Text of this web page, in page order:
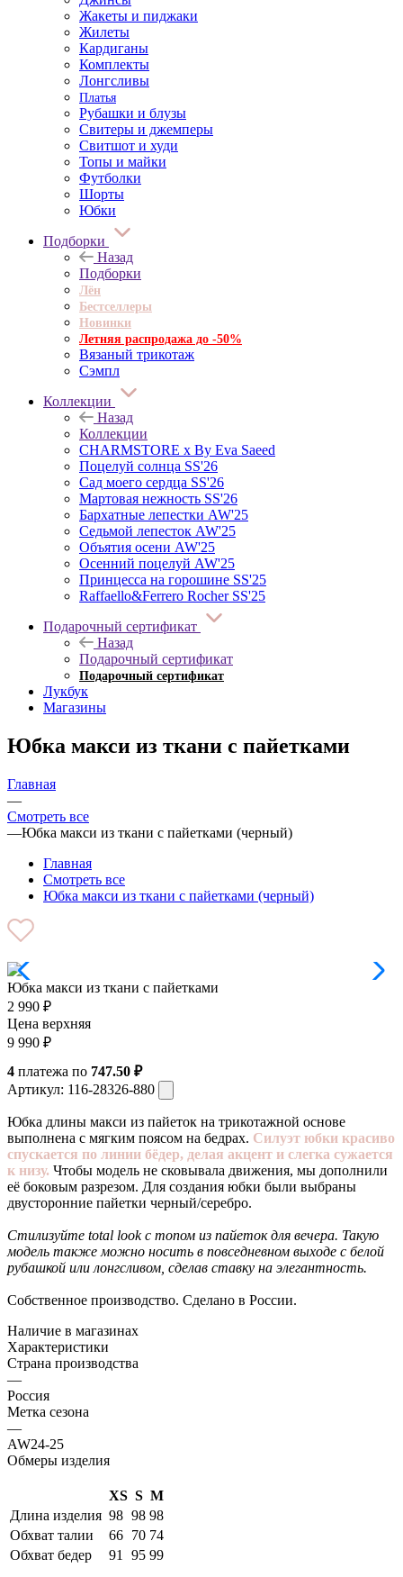
Жакеты и пиджаки
Жилеты
Кардиганы
Комплекты
Лонгсливы
Платья
Рубашки и блузы
Свитеры и джемперы
Свитшот и худи
Топы и майки
Футболки
Шорты
Юбки
Подборки
Назад
Подборки
Лён
Бестселлеры
Новинки
Летняя распродажа до -50%
Вязаный трикотаж
Сэмпл
Коллекции
Назад
Коллекции
CHARMSTORE х By Eva Saeed
Поцелуй солнца SS'26
Сад моего сердца SS'26
Мартовая нежность SS'26
Бархатные лепестки AW'25
Седьмой лепесток AW'25
Объятия осени AW'25
Осенний поцелуй AW'25
Принцесса на горошине SS'25
Raffaello&Ferrero Rocher SS'25
Подарочный сертификат
Назад
Подарочный сертификат
Подарочный сертификат
Лукбук
Магазины
Юбка макси из ткани с пайетками
Главная
—
Смотреть все
—Юбка макси из ткани с пайетками (черный)
Главная
Смотреть все
Юбка макси из ткани с пайетками (черный)
Юбка макси из ткани с пайетками
2 990 ₽
Цена верхняя
9 990 ₽
4 платежа по 747.50 ₽
Артикул: 116-28326-880
Юбка длины макси из пайеток на трикотажной основе
выполнена с мягким поясом на бедрах. Силуэт юбки красиво
спускается по линии бёдер, делая акцент и слегка сужается
к низу. Чтобы модель не сковывала движения, мы дополнили
её боковым разрезом. Для создания юбки были выбраны
двусторонние пайетки черный/серебро.
Стилизуйте total look с топом из пайеток для вечера. Такую
модель также можно носить в повседневном выходе с белой
рубашкой или лонгсливом, сделав ставку на элегантность.
Собственное производство. Сделано в России.
Наличие в магазинах
Характеристики
Страна производства
—
Россия
Метка сезона
—
AW24-25
Обмеры изделия
XS S M
Длина изделия 98 98 98
Обхват талии
66 70 74
Обхват бедер
91 95 99